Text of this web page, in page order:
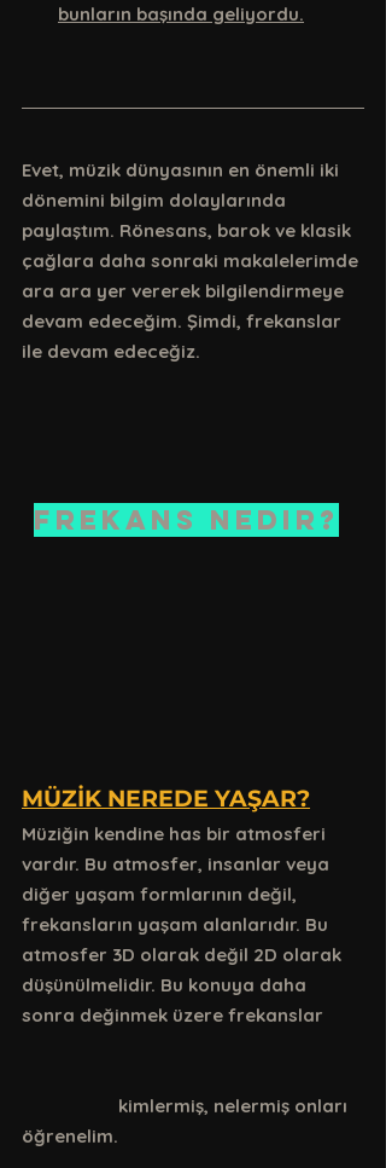
bunların başında geliyordu.
Evet, müzik dünyasının en önemli iki
dönemini bilgim dolaylarında
paylaştım. Rönesans, barok ve klasik
çağlara daha sonraki makalelerimde
ara ara yer vererek bilgilendirmeye
devam edeceğim. Şimdi, frekanslar
ile devam edeceğiz.
Frekans nedir?
MÜZİK NEREDE YAŞAR?
Müziğin kendine has bir atmosferi
vardır. Bu atmosfer, insanlar veya
diğer yaşam formlarının değil,
frekansların yaşam alanlarıdır. Bu
atmosfer 3D olarak değil 2D olarak
düşünülmelidir. Bu konuya daha
sonra değinmek üzere frekanslar
                    kimlermiş, nelermiş onları
öğrenelim.